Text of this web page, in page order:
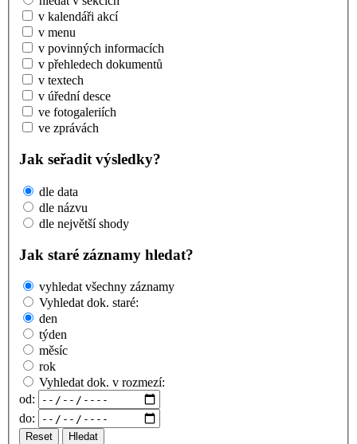
v kalendáři akcí
v menu
v povinných informacích
v přehledech dokumentů
v textech
v úřední desce
ve fotogaleriích
ve zprávách
Jak seřadit výsledky?
dle data
dle názvu
dle největší shody
Jak staré záznamy hledat?
vyhledat všechny záznamy
Vyhledat dok. staré:
den
týden
měsíc
rok
Vyhledat dok. v rozmezí:
od:
do:
Reset Hledat